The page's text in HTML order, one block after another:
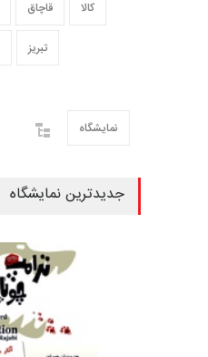
قاچاق کالا
تبریز
نمایشگاه
جدیدترین نمایشگاه